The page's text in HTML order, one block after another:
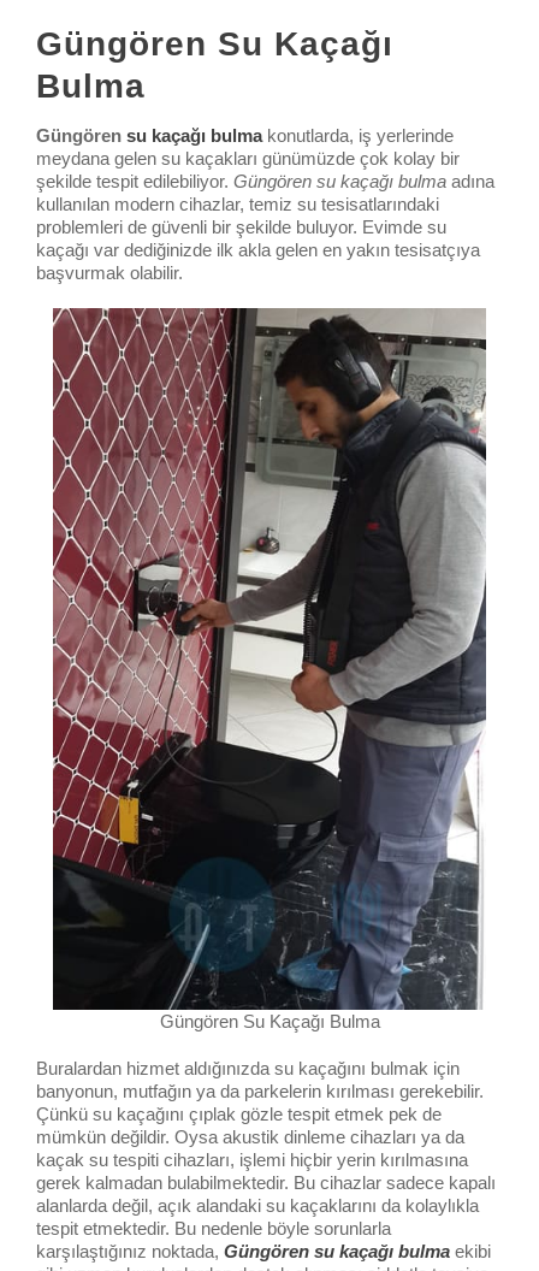
Güngören Su Kaçağı
Bulma
Güngören su kaçağı bulmakonutlarda, iş yerlerinde
meydana gelen su kaçakları günümüzde çok kolay bir
şekilde tespit edilebiliyor. Güngören su kaçağı bulma adına
kullanılan modern cihazlar, temiz su tesisatlarındaki
problemleri de güvenli bir şekilde buluyor. Evimde su
kaçağı var dediğinizde ilk akla gelen en yakın tesisatçıya
başvurmak olabilir.
Güngören Su Kaçağı Bulma
Buralardan hizmet aldığınızda su kaçağını bulmak için
banyonun, mutfağın ya da parkelerin kırılması gerekebilir.
Çünkü su kaçağını çıplak gözle tespit etmek pek de
mümkün değildir. Oysa akustik dinleme cihazları ya da
kaçak su tespiti cihazları, işlemi hiçbir yerin kırılmasına
gerek kalmadan bulabilmektedir. Bu cihazlar sadece kapalı
alanlarda değil, açık alandaki su kaçaklarını da kolaylıkla
tespit etmektedir. Bu nedenle böyle sorunlarla
karşılaştığınız noktada, Güngören su kaçağı bulma ekibi